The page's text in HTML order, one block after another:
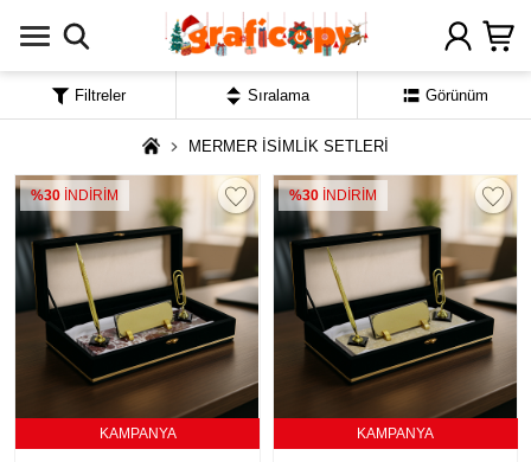
MERMER İSİMLİK SETLERİ
%30 İNDİRİM
KAMPANYA
%30İNDİRİM
KAMPANYA
Filtreler Sıralama Görünüm